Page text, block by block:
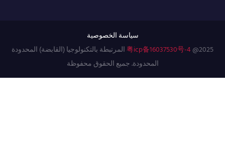
سياسة الخصوصية
粤icp备16037530号-4@2025 المرتبطة بالتكنولوجيا (القابضة) المحدودة
المحدودة. جميع الحقوق محفوظة